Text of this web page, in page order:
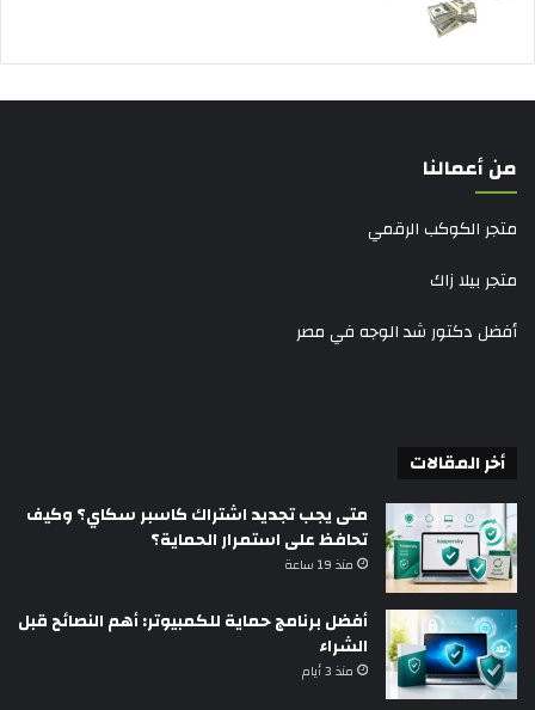
من أعمالنا
متجر الكوكب الرقمي
متجر بيلا زاك
أفضل دكتور شد الوجه في مصر
أخر المقالات
متى يجب تجديد اشتراك كاسبر سكاي؟ وكيف
تحافظ على استمرار الحماية؟
منذ 19 ساعة
أفضل برنامج حماية للكمبيوتر: أهم النصائح قبل
الشراء
منذ 3 أيام